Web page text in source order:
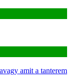
amit a tanterem